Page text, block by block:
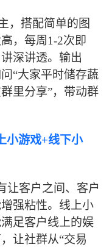
，搭配简单的图
，每周 1-2次即
深讲透。输出
“大家平时储存蔬
里分享”，带动群
游戏+线下小
让客户之间、客户
强粘性。线上小
足客户线上的娱
让社群从“交易